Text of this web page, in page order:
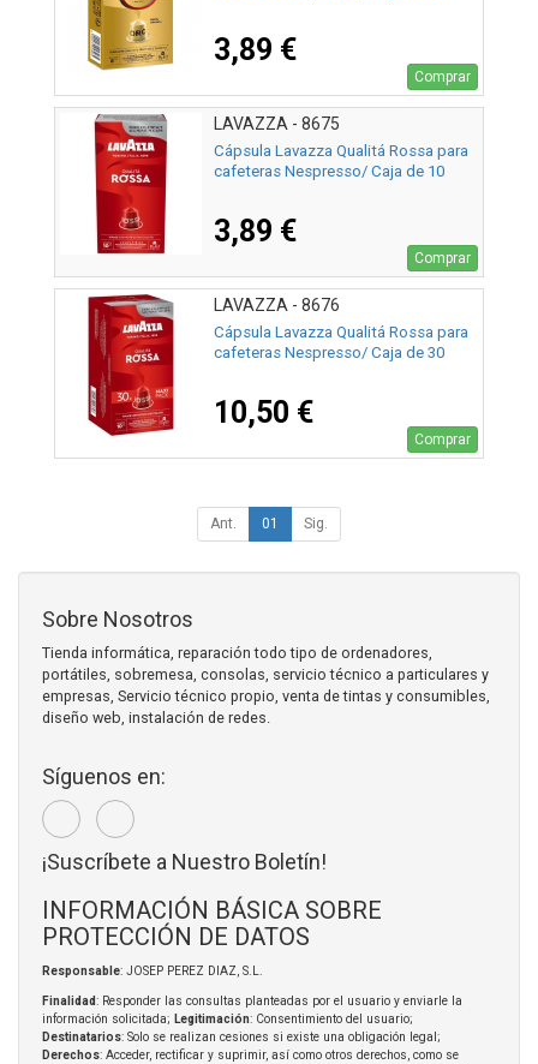
3,89 €
Comprar
LAVAZZA - 8675
Cápsula Lavazza Qualitá Rossa para
cafeteras Nespresso/ Caja de 10
3,89 €
Comprar
LAVAZZA - 8676
Cápsula Lavazza Qualitá Rossa para
cafeteras Nespresso/ Caja de 30
10,50 €
Comprar
Ant. 01 Sig.
Sobre Nosotros
Tienda informática, reparación todo tipo de ordenadores,
portátiles, sobremesa, consolas, servicio técnico a particulares y
empresas, Servicio técnico propio, venta de tintas y consumibles,
diseño web, instalación de redes.
Síguenos en:
¡Suscríbete a Nuestro Boletín!
INFORMACIÓN BÁSICA SOBRE
PROTECCIÓN DE DATOS
Responsable: JOSEP PEREZ DIAZ, S.L.
Finalidad: Responder las consultas planteadas por el usuario y enviarle la
información solicitada; Legitimación: Consentimiento del usuario;
Destinatarios: Solo se realizan cesiones si existe una obligación legal;
Derechos: Acceder, rectificar y suprimir, así como otros derechos, como se